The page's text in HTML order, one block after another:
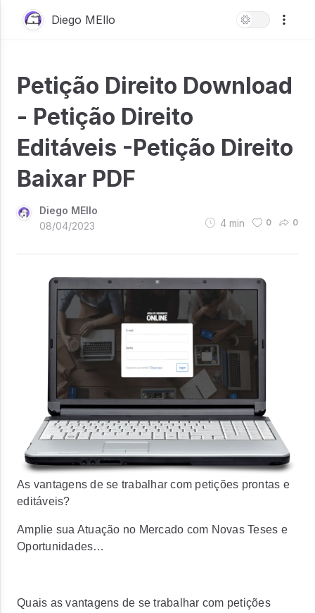
Diego MEllo
Petição Direito Download
- Petição Direito
Editáveis -Petição Direito
Baixar PDF
Diego MEllo
08/04/2023
4 min 0 0
As vantagens de se trabalhar com petições prontas e
editáveis?
Amplie sua Atuação no Mercado com Novas Teses e
Oportunidades…
Quais as vantagens de se trabalhar com petições